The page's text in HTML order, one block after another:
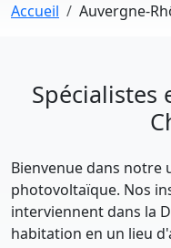
Accueil Auvergne-
Spécialistes
Bienvenue dans notre
photovoltaïque. Nos
interviennent dans la
habitation en un lieu